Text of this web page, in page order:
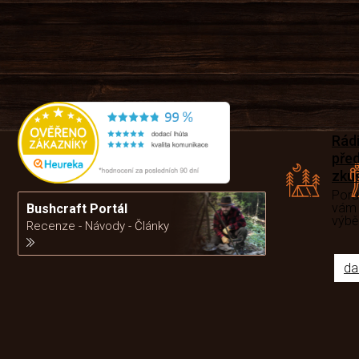
Bushcraft Portál
Recenze - Návody - Články
Rádi
vám